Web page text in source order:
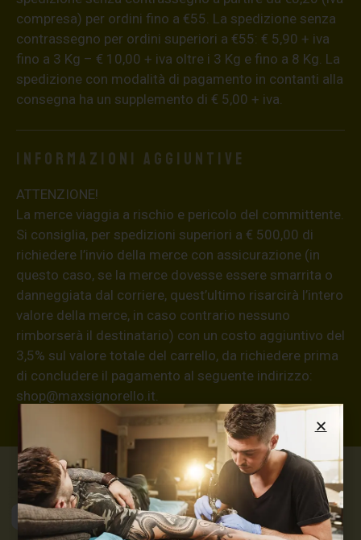
compresa) per ordini fino a €55. La spedizione senza
contrassegno per ordini superiori a €55: € 5,90 + iva
fino a 3 Kg – € 10,00 + iva oltre i 3 Kg e fino a 8 Kg. La
spedizione con modalità di pagamento in contanti alla
consegna ha un supplemento di € 5,00 + iva.
Informazioni aggiuntive
ATTENZIONE!
La merce viaggia a rischio e pericolo del committente.
Si consiglia, per spedizioni superiori a € 500,00 di
richiedere l’invio della merce con assicurazione (in
questo caso, se la merce dovesse essere smarrita o
danneggiata dal corriere, quest’ultimo risarcirà l’intero
valore della merce, in caso contrario nessuno
rimborserà il destinatario) con un costo aggiuntivo del
3,5% sul valore totale del carrello, da richiedere prima
di concludere il pagamento al seguente indirizzo:
shop@maxsignorello.it
Max Signorello
Tattoo Supply